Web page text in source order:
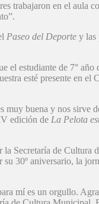
trabajaron en el aula
Paseo del Deporte y las
estudiante de 7° año
esté presente en el
buena y nos sirve
edición de La Pelota
la Secretaría de Cultura
su 30º aniversario, la
mí es un orgullo.